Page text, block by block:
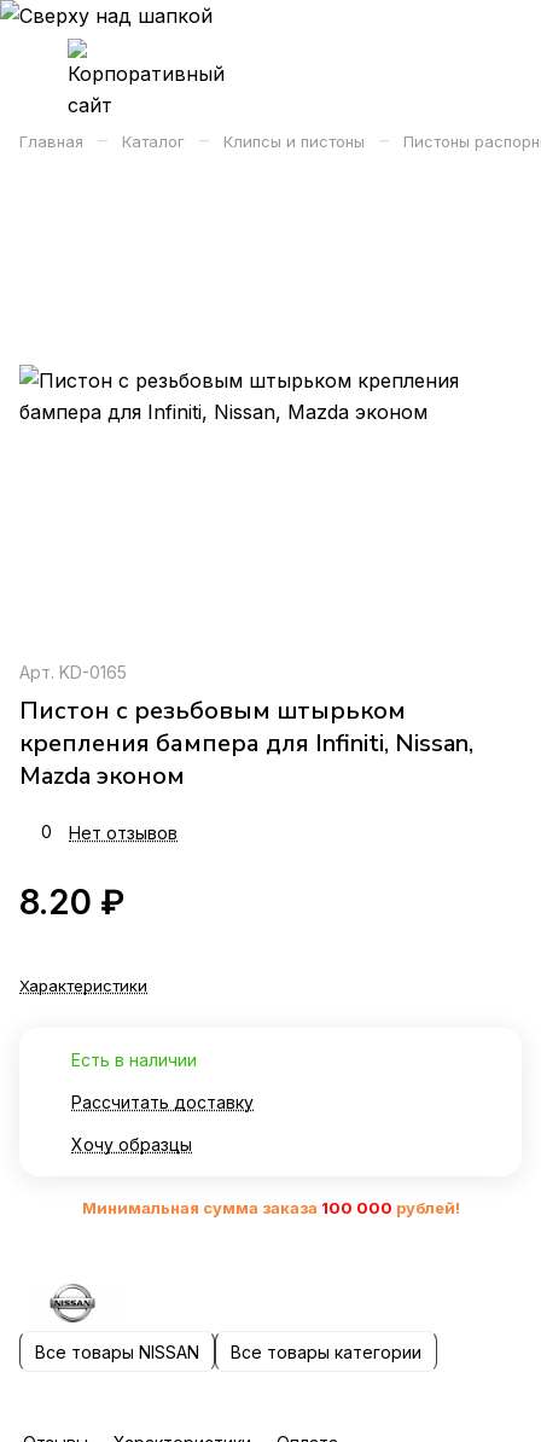
Главная – Каталог – Клипсы и пистоны – Пистоны
Арт. KD-0165
Пистон с резьбовым штырьком
крепления бампера для Infiniti, Nissan,
Mazda эконом
0 Нет отзывов
8.20 ₽
Характеристики
Есть в наличии
Рассчитать доставку
Хочу образцы
Минимальная сумма заказа 100 000 рублей!
Все товары NISSAN Все товары категории